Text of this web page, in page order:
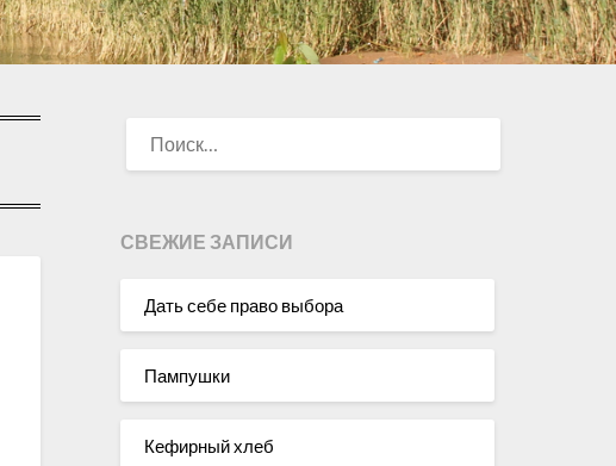
СВЕЖИЕ ЗАПИСИ
Дать себе право выбора
Пампушки
Кефирный хлеб